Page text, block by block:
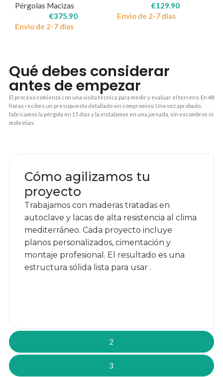
Pérgolas Macizas
€375.90
Envio de 2-7 dias
€129.90
Envio de 2-7 dias
Qué debes considerar
antes de empezar
El proceso comienza con una visita técnica para medir y evaluar el terreno. En 48
horas recibes un presupuesto detallado sin compromiso. Una vez aprobado,
fabricamos la pérgola en 15 días y la instalamos en una jornada, sin escombros ni
molestias.
2
3
Cómo agilizamos tu
proyecto
Trabajamos con maderas tratadas en
autoclave y lacas de alta resistencia al clima
mediterráneo. Cada proyecto incluye
planos personalizados, cimentación y
montaje profesional. El resultado es una
estructura sólida lista para usar .